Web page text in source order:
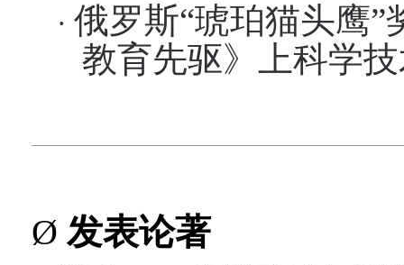
· 俄罗斯“琥珀猫头鹰”
教育先驱》上科学
Ø发表论著